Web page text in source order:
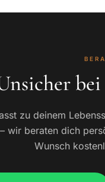
zu deinem
wir beraten dich
Wunsch